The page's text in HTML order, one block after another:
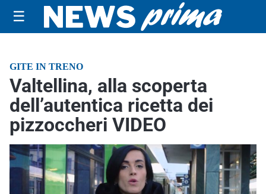
☰
GITE IN TRENO
Valtellina, alla scoperta
dell’autentica ricetta dei
pizzoccheri VIDEO